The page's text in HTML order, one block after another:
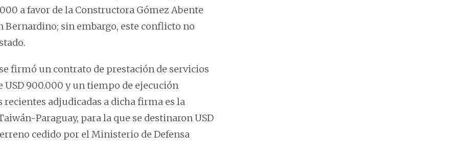
a favor de la Constructora Gómez Abente
Bernardino; sin embargo, este conflicto no
firmó un contrato de prestación de servicios
USD 900.000 y un tiempo de ejecución
recientes adjudicadas a dicha firma es la
Paraguay, para la que se destinaron USD
cedido por el Ministerio de Defensa